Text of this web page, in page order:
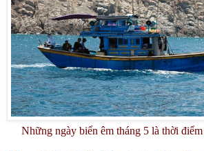
Những ngày biển êm tháng 5 là thời